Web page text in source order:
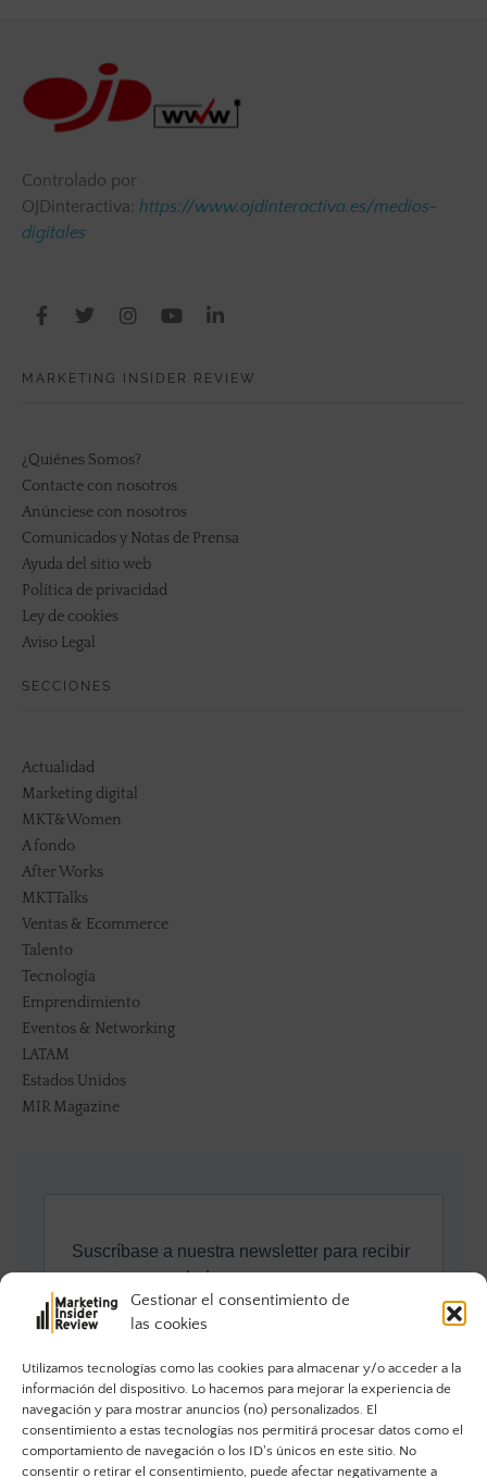
Gestionar el consentimiento de
las cookies
Utilizamos tecnologías como las cookies para almacenar y/o acceder a la
información del dispositivo. Lo hacemos para mejorar la experiencia de
navegación y para mostrar anuncios (no) personalizados. El
consentimiento a estas tecnologías nos permitirá procesar datos como el
comportamiento de navegación o los ID's únicos en este sitio. No
consentir o retirar el consentimiento, puede afectar negativamente a
Controlado por
OJDinteractiva: https://www.ojdinteractiva.es/medios-
digitales
MARKETING INSIDER REVIEW
¿Quiénes Somos?
Contacte con nosotros
Anúnciese con nosotros
Comunicados y Notas de Prensa
Ayuda del sitio web
Política de privacidad
Ley de cookies
Aviso Legal
SECCIONES
Actualidad
Marketing digital
MKT&Women
A fondo
After Works
MKTTalks
Ventas & Ecommerce
Talento
Tecnología
Emprendimiento
Eventos & Networking
LATAM
Estados Unidos
MIR Magazine